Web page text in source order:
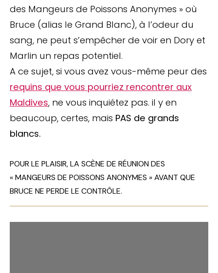
des Mangeurs de Poissons Anonymes » où
Bruce (alias le Grand Blanc), à l’odeur du
sang, ne peut s’empêcher de voir en Dory et
Marlin un repas potentiel.
A ce sujet, si vous avez vous-même peur des
requins que vous pourriez rencontrer aux
Maldives, ne vous inquiétez pas. il y en
beaucoup, certes, mais PAS de grands
blancs.
POUR LE PLAISIR, LA SCÈNE DE RÉUNION DES
« MANGEURS DE POISSONS ANONYMES » AVANT QUE
BRUCE NE PERDE LE CONTRÔLE.